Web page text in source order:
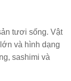
tươi sống. Vật
và hình dạng
sashimi và